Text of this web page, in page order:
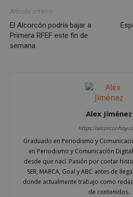
Artículo anterior
El Alcorcón podría bajar a
Primera RFEF este fin de
semana
Alex Jiménez
https://
Graduado en Periodismo y
en Periodismo y Comunicación
desde que nací. Pasión por contar
SER, MARCA, Goal y ABC antes de
donde actualmente trabajo como
de contenidos.
AWSALBCORS